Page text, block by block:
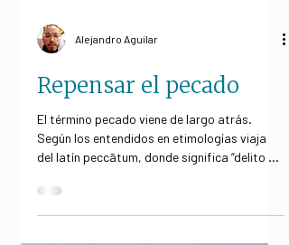
Repensar el pecado
El término pecado viene de largo atrás.
Según los entendidos en etimologías viaja
acción...